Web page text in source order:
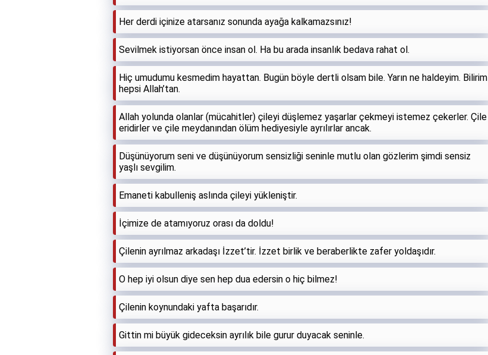
Her derdi içinize atarsanız sonunda ayağa kalkamazsınız!
Sevilmek istiyorsan önce insan ol. Ha bu arada insanlık bedava rahat ol.
Hiç umudumu kesmedim hayattan. Bugün böyle dertli olsam bile. Yarın ne haldeyim. Bilirim
hepsi Allah’tan.
Allah yolunda olanlar (mücahitler) çileyi düşlemez yaşarlar çekmeyi istemez çekerler. Çile
eridirler ve çile meydanından ölüm hediyesiyle ayrılırlar ancak.
Düşünüyorum seni ve düşünüyorum sensizliği seninle mutlu olan gözlerim şimdi sensiz
yaşlı sevgilim.
Emaneti kabulleniş aslında çileyi yükleniştir.
İçimize de atamıyoruz orası da doldu!
Çilenin ayrılmaz arkadaşı İzzet’tir. İzzet birlik ve beraberlikte zafer yoldaşıdır.
O hep iyi olsun diye sen hep dua edersin o hiç bilmez!
Çilenin koynundaki yafta başarıdır.
Gittin mi büyük gideceksin ayrılık bile gurur duyacak seninle.